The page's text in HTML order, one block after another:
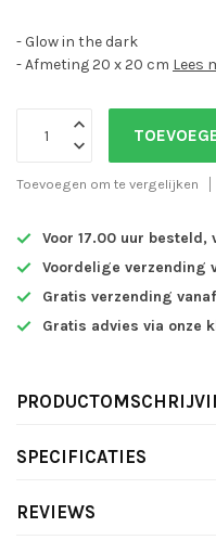
- Glow in the dark
- Afmeting 20 x 20 cm Lees
Toevoegen om te vergelijken
Voor 17.00 uur besteld,
Voordelige verzending
Gratis verzending
Gratis advies via onze
SPECIFICATIES
REVIEWS